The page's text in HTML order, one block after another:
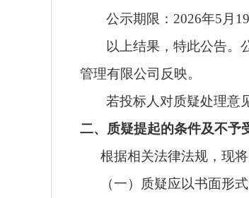
公示期限： 2026年5 月 19
以上结果，特此公告。
管理有限公司 反映。
若投标人对质疑处理意
二、质疑提起的条件及不予
根据相关法律法规，现
（一）质疑应以书面形